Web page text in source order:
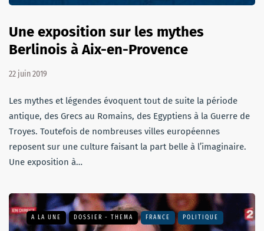
Une exposition sur les mythes
Berlinois à Aix-en-Provence
22 juin 2019
Les mythes et légendes évoquent tout de suite la période
antique, des Grecs au Romains, des Egyptiens à la Guerre de
Troyes. Toutefois de nombreuses villes européennes
reposent sur une culture faisant la part belle à l’imaginaire.
Une exposition à…
A LA UNE DOSSIER - THEMA FRANCE POLITIQUE